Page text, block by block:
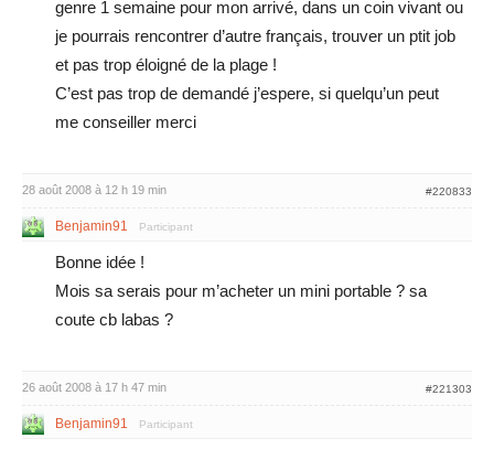
genre 1 semaine pour mon arrivé, dans un coin vivant ou
je pourrais rencontrer d’autre français, trouver un ptit job
et pas trop éloigné de la plage !
C’est pas trop de demandé j’espere, si quelqu’un peut
me conseiller merci
28 août 2008 à 12 h 19 min #220833
Benjamin91 Participant
Bonne idée !
Mois sa serais pour m’acheter un mini portable ? sa
coute cb labas ?
26 août 2008 à 17 h 47 min #221303
Benjamin91 Participant